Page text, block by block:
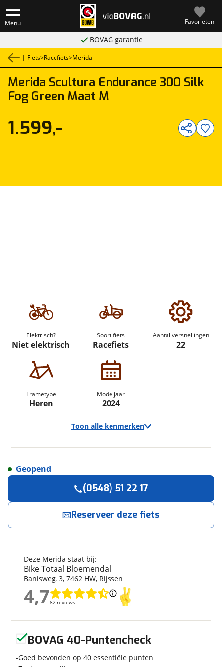
Menu Favorieten
BOVAG garantie
| Fiets>Racefiets>Merida
Merida Scultura Endurance 300 Silk
Fog Green Maat M
1 1
Elektrisch?
Niet elektrisch
Soort fiets
Racefiets
Aantal versnellingen
22
Frametype
Heren
Modeljaar
2024
Toon alle kenmerken
Scultura Endurance 300
Soort fiets
Frametype
Heren
Framehoogte
53 cm
Nieuw of occasion
Nieuw
1.599,-
Deze Merida staat bij:
Bike Totaal Bloemendal
Banisweg, 3, 7462 HW, Rijssen
4,782 reviews
4,7
Geopend
(0548) 51 22 17
Reserveer deze fiets
Reserveernu!
Bike Totaal Bloemendal neemt snel contact met
Naam
E-mailadres
Telefoonnummer (optioneel)
BOVAG 40-Puntencheck
Goed bevonden op 40 essentiële punten